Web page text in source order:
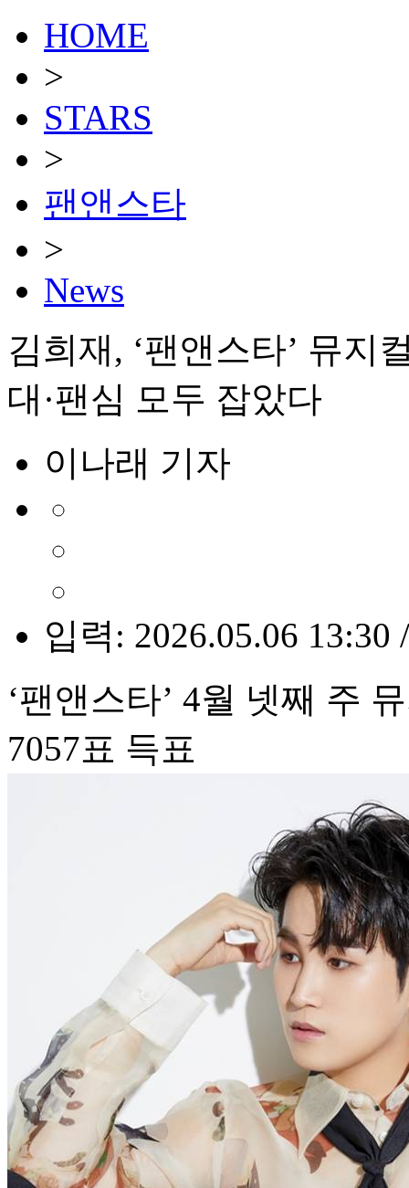
HOME
>
STARS
>
팬앤스타
>
News
김희재, ‘팬앤스타’ 뮤
대·팬심 모두 잡았다
이나래 기자
입력: 2026.05.06 13:30
‘팬앤스타’ 4월 넷째 주
7057표 득표